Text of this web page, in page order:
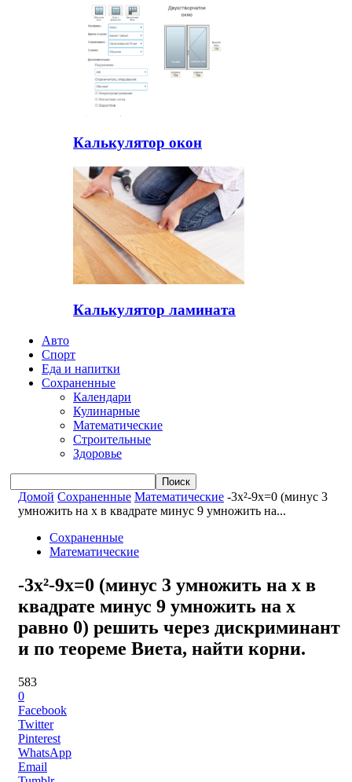
Калькулятор окон
Калькулятор ламината
Авто
Спорт
Еда и напитки
Сохраненные
Календари
Кулинарные
Математические
Строительные
Здоровье
Домой Сохраненные Математические -3x²-9x=0 (минус 3
умножить на x в квадрате минус 9 умножить на...
Сохраненные
Математические
-3x²-9x=0 (минус 3 умножить на x в
квадрате минус 9 умножить на x
равно 0) решить через дискриминант
и по теореме Виета, найти корни.
583
0
Facebook
Twitter
Pinterest
WhatsApp
Email